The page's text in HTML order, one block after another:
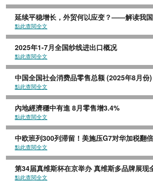
延续平稳增长，外贸何以应变？——解读我
點此查閱全文
2025年1-7月全国纱线进出口概况
點此查閱全文
中国全国社会消费品零售总额 (2025年8月份)
點此查閱全文
內地經濟穩中有進 8月零售增3.4%
點此查閱全文
中欧班列300列滞留！美施压G7对华加税翻
點此查閱全文
第34届真维斯杯在京举办 真维斯多品牌展现
點此查閱全文